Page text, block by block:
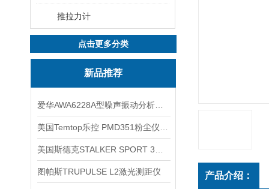
推拉力计
点击更多分类
新品推荐
图帕斯TRUPULSE L2激光测距仪 产品介绍：